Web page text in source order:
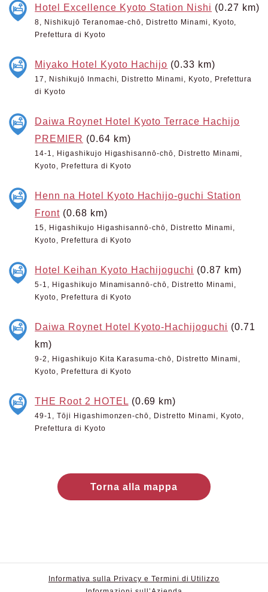
Hotel Excellence Kyoto Station Nishi (0.27 km)
8, Nishikujō Teranomae-chō, Distretto Minami, Kyoto,
Prefettura di Kyoto
Miyako Hotel Kyoto Hachijo (0.33 km)
17, Nishikujō Inmachi, Distretto Minami, Kyoto, Prefettura
di Kyoto
Daiwa Roynet Hotel Kyoto Terrace Hachijo
PREMIER (0.64 km)
14-1, Higashikujo Higashisannō-chō, Distretto Minami,
Kyoto, Prefettura di Kyoto
Henn na Hotel Kyoto Hachijo-guchi Station
Front (0.68 km)
15, Higashikujo Higashisannō-chō, Distretto Minami,
Kyoto, Prefettura di Kyoto
Hotel Keihan Kyoto Hachijoguchi (0.87 km)
5-1, Higashikujo Minamisannō-chō, Distretto Minami,
Kyoto, Prefettura di Kyoto
Daiwa Roynet Hotel Kyoto-Hachijoguchi (0.71
km)
9-2, Higashikujo Kita Karasuma-chō, Distretto Minami,
Kyoto, Prefettura di Kyoto
THE Root 2 HOTEL (0.69 km)
49-1, Tōji Higashimonzen-chō, Distretto Minami, Kyoto,
Prefettura di Kyoto
Torna alla mappa
Informativa sulla Privacy e Termini di Utilizzo